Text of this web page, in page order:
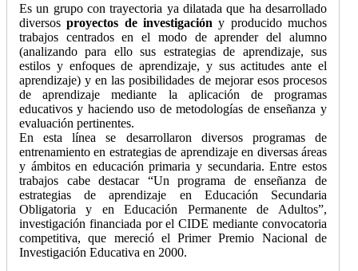
Es un grupo con trayectoria ya dilatada que ha desarrollado
diversosproyectos de investigación y producido muchos
trabajos centrados en el modo de aprender del alumno
(analizando para ello sus estrategias de aprendizaje, sus
estilos y enfoques de aprendizaje, y sus actitudes ante el
aprendizaje) y en las posibilidades de mejorar esos procesos
de aprendizaje mediante la aplicación de programas
educativos y haciendo uso de metodologías de enseñanza y
evaluación pertinentes.
En esta línea se desarrollaron diversos programas de
entrenamiento en estrategias de aprendizaje en diversas áreas
y ámbitos en educación primaria y secundaria. Entre estos
trabajos cabe destacar “Un programa de enseñanza de
estrategias de aprendizaje en Educación Secundaria
Obligatoria y en Educación Permanente de Adultos”,
investigación financiada por el CIDE mediante convocatoria
competitiva, que mereció el Primer Premio Nacional de
Investigación Educativa en 2000.